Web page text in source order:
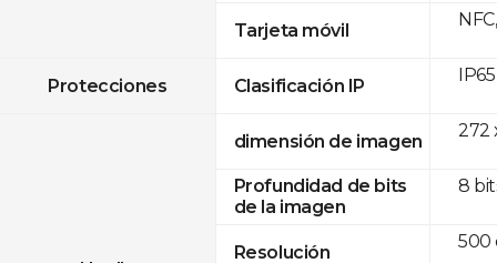
Tarjeta móvil
Protecciones Clasificación IP
dimensión de imagen
Profundidad de bits
de la imagen
Resolución
IP65
272
8
500